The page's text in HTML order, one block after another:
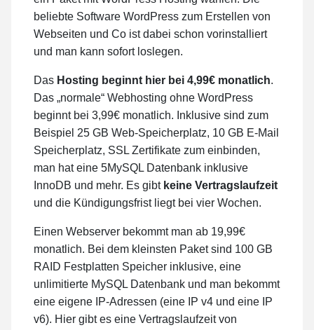
beliebte Software WordPress zum Erstellen von
Webseiten und Co ist dabei schon vorinstalliert
und man kann sofort loslegen.
Das Hosting beginnt hier bei 4,99€ monatlich.
Das „normale“ Webhosting ohne WordPress
beginnt bei 3,99€ monatlich. Inklusive sind zum
Beispiel 25 GB Web-Speicherplatz, 10 GB E-Mail
Speicherplatz, SSL Zertifikate zum einbinden,
man hat eine 5MySQL Datenbank inklusive
InnoDB und mehr. Es gibt keine Vertragslaufzeit
und die Kündigungsfrist liegt bei vier Wochen.
Einen Webserver bekommt man ab 19,99€
monatlich. Bei dem kleinsten Paket sind 100 GB
RAID Festplatten Speicher inklusive, eine
unlimitierte MySQL Datenbank und man bekommt
eine eigene IP-Adressen (eine IP v4 und eine IP
v6). Hier gibt es eine Vertragslaufzeit von